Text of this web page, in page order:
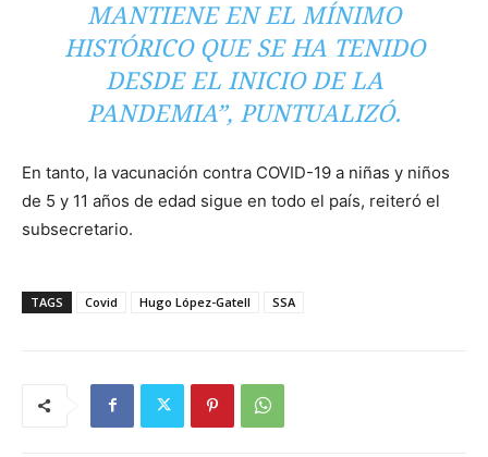
MANTIENE EN EL MÍNIMO
HISTÓRICO QUE SE HA TENIDO
DESDE EL INICIO DE LA
PANDEMIA”, PUNTUALIZÓ.
En tanto, la vacunación contra COVID-19 a niñas y niños
de 5 y 11 años de edad sigue en todo el país, reiteró el
subsecretario.
TAGS Covid Hugo López-Gatell SSA